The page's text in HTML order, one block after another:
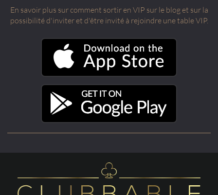
En savoir plus sur comment sortir en VIP sur le blog et sur la
possibilité d'inviter et d'être invité à rejoindre une table VIP.